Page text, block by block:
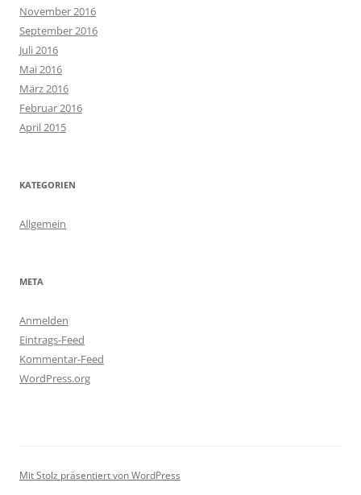
November 2016
September 2016
Juli 2016
Mai 2016
März 2016
Februar 2016
April 2015
KATEGORIEN
Allgemein
META
Anmelden
Eintrags-Feed
Kommentar-Feed
WordPress.org
Mit Stolz präsentiert von WordPress